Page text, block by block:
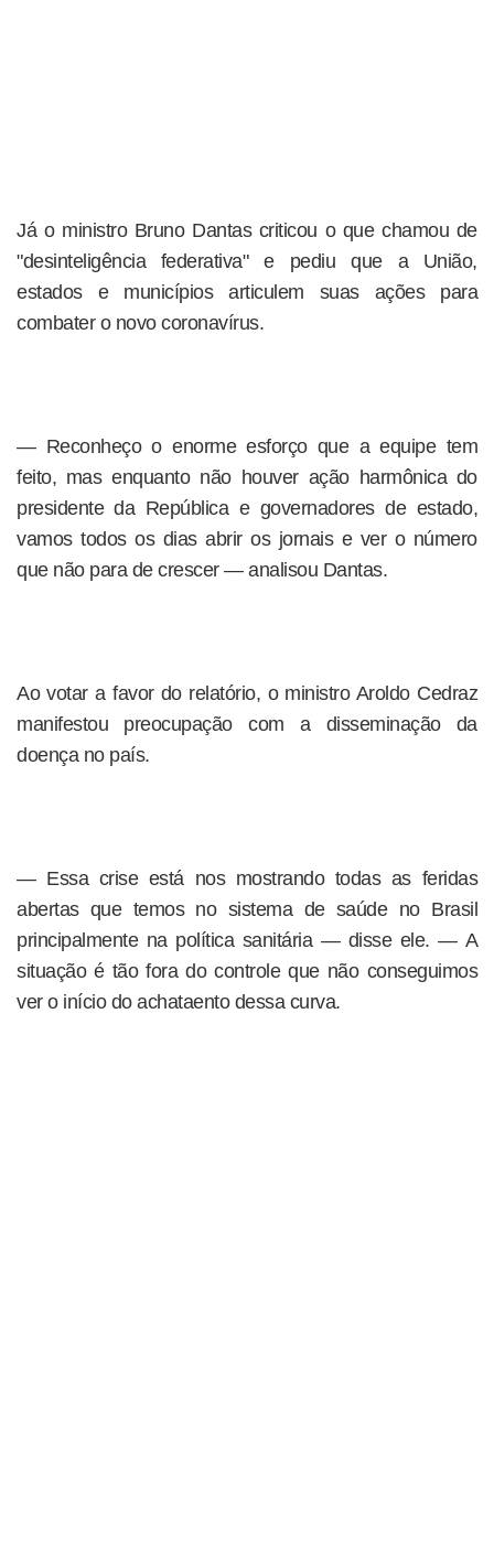
Já o ministro Bruno Dantas criticou o que chamou de
"desinteligência federativa" e pediu que a União,
estados e municípios articulem suas ações para
combater o novo coronavírus.
— Reconheço o enorme esforço que a equipe tem
feito, mas enquanto não houver ação harmônica do
presidente da República e governadores de estado,
vamos todos os dias abrir os jornais e ver o número
que não para de crescer — analisou Dantas.
Ao votar a favor do relatório, o ministro Aroldo Cedraz
manifestou preocupação com a disseminação da
doença no país.
— Essa crise está nos mostrando todas as feridas
abertas que temos no sistema de saúde no Brasil
principalmente na política sanitária — disse ele. — A
situação é tão fora do controle que não conseguimos
ver o início do achataento dessa curva.